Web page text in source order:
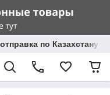
по Казахстану.